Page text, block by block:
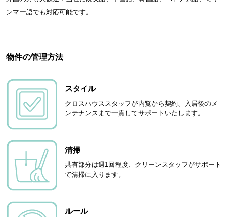
ンマー語でも対応可能です。
物件の管理方法
スタイル
クロスハウススタッフが内覧から契約、入居後のメ
ンテナンスまで一貫してサポートいたします。
清掃
共有部分は週1回程度、クリーンスタッフがサポート
で清掃に入ります。
ルール